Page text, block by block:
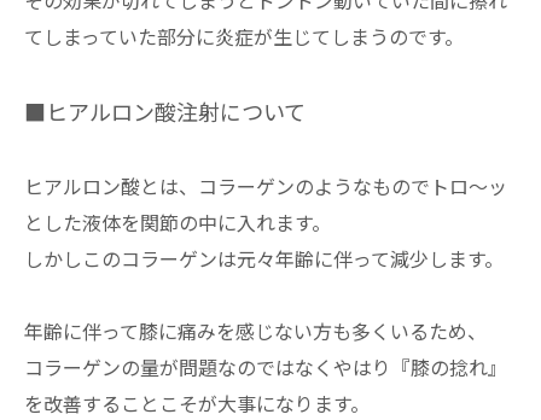
てしまっていた部分に炎症が生じてしまうのです。
■ヒアルロン酸注射について
ヒアルロン酸とは、コラーゲンのようなものでトロ〜ッ
とした液体を関節の中に入れます。
しかしこのコラーゲンは元々年齢に伴って減少します。
年齢に伴って膝に痛みを感じない方も多くいるため、
コラーゲンの量が問題なのではなくやはり『膝の捻れ』
を改善することこそが大事になります。